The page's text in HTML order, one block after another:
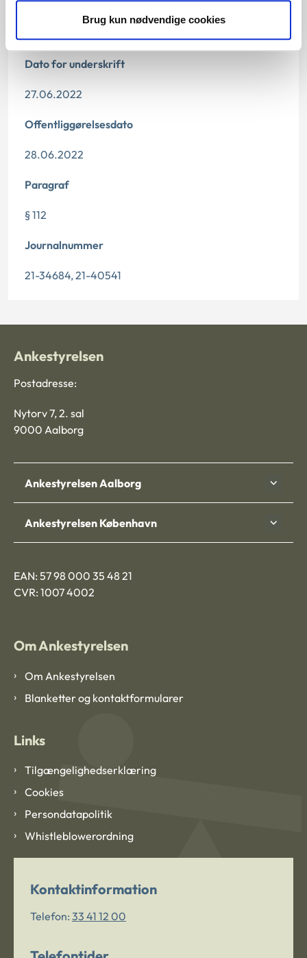
Brug kun nødvendige cookies
Dato for underskrift
27.06.2022
Offentliggørelsesdato
28.06.2022
Paragraf
§ 112
Journalnummer
21-34684, 21-40541
Ankestyrelsen
Postadresse:
Nytorv 7, 2. sal
9000 Aalborg
Ankestyrelsen Aalborg
Ankestyrelsen København
EAN: 57 98 000 35 48 21
CVR: 1007 4002
Om Ankestyrelsen
Om Ankestyrelsen
Blanketter og kontaktformularer
Links
Tilgængelighedserklæring
Cookies
Persondatapolitik
Whistleblowerordning
Kontaktinformation
Telefon: 33 41 12 00